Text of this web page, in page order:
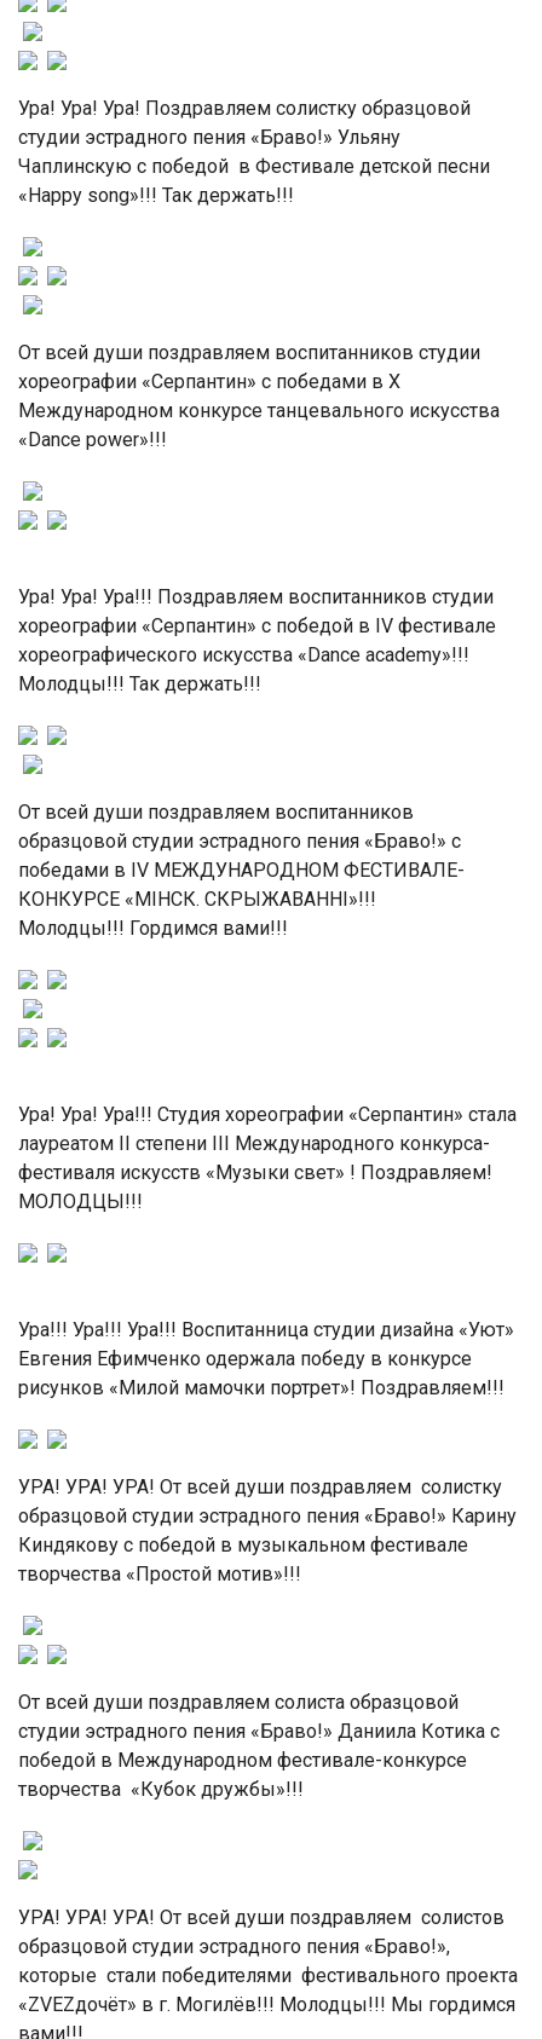
Ура! Ура! Ура! Поздравляем солистку образцовой
студии эстрадного пения «Браво!» Ульяну
Чаплинскую с победой в Фестивале детской песни
«Happy song»!!! Так держать!!!
От всей души поздравляем воспитанников студии
хореографии «Серпантин» с победами в X
Международном конкурсе танцевального искусства
«Dance power»!!!
Ура! Ура! Ура!!! Поздравляем воспитанников студии
хореографии «Серпантин» с победой в IV фестивале
хореографического искусства «Dance academy»!!!
Молодцы!!! Так держать!!!
От всей души поздравляем воспитанников
образцовой студии эстрадного пения «Браво!» с
победами в IV МЕЖДУНАРОДНОМ ФЕСТИВАЛЕ-
КОНКУРСЕ «МІНСК. СКРЫЖАВАННІ»!!!
Молодцы!!! Гордимся вами!!!
Ура! Ура! Ура!!! Студия хореографии «Серпантин» стала
лауреатом II степени III Международного конкурса-
фестиваля искусств «Музыки свет» ! Поздравляем!
МОЛОДЦЫ!!!
Ура!!! Ура!!! Ура!!! Воспитанница студии дизайна «Уют»
Евгения Ефимченко одержала победу в конкурсе
рисунков «Милой мамочки портрет»! Поздравляем!!!
УРА! УРА! УРА! От всей души поздравляем солистку
образцовой студии эстрадного пения «Браво!» Карину
Киндякову с победой в музыкальном фестивале
творчества «Простой мотив»!!!
От всей души поздравляем солиста образцовой
студии эстрадного пения «Браво!» Даниила Котика с
победой в Международном фестивале-конкурсе
творчества «Кубок дружбы»!!!
УРА! УРА! УРА! От всей души поздравляем солистов
образцовой студии эстрадного пения «Браво!»,
которые стали победителями фестивального проекта
«ZVEZдочёт» в г. Могилёв!!! Молодцы!!! Мы гордимся
вами!!!